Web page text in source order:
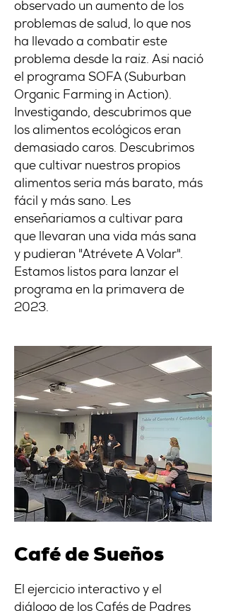
observado un aumento de los
problemas de salud, lo que nos
ha llevado a combatir este
problema desde la raíz. Así nació
el programa SOFA (Suburban
Organic Farming in Action).
Investigando, descubrimos que
los alimentos ecológicos eran
demasiado caros. Descubrimos
que cultivar nuestros propios
alimentos sería más barato, más
fácil y más sano. Les
enseñaríamos a cultivar para
que llevaran una vida más sana
y pudieran "Atrévete A Volar".
Estamos listos para lanzar el
programa en la primavera de
2023.
Café de Sueños
El ejercicio interactivo y el
diálogo de los Cafés de Padres